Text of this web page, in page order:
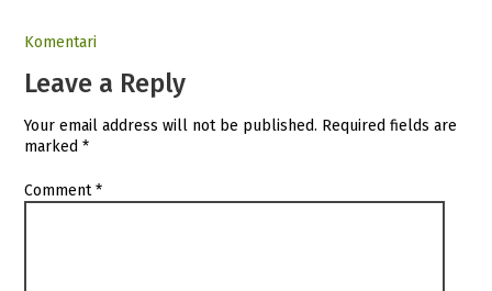
Komentari
Leave a Reply
Your email address will not be published. Required fields are
marked*
Comment*